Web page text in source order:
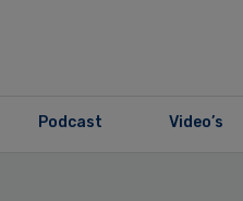
Podcast Video’s